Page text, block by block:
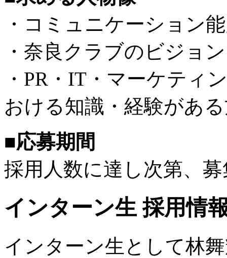
・コミュニケーション
・奈良クラブのビジョ
・PR・IT・マーケティ
おける知識・経験があ
■応募期間
採用人数に達し次第、
インターン生 採用情
インターン生として林